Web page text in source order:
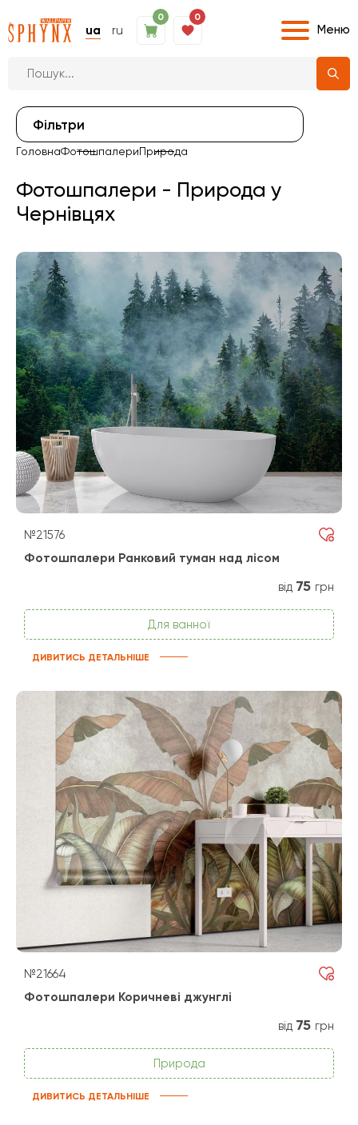
ua ru
0 0
Меню
Фiльтри
ГоловнаФотошпалериПрирода
Фотошпалери - Природа у
Чернівцях
№21576
Фотошпалери Ранковий туман над лісом
від 75 грн
Для ванної
ДИВИТИСЬ ДЕТАЛЬНІШЕ
№21664
Фотошпалери Коричневі джунглі
від 75 грн
Природа
ДИВИТИСЬ ДЕТАЛЬНІШЕ